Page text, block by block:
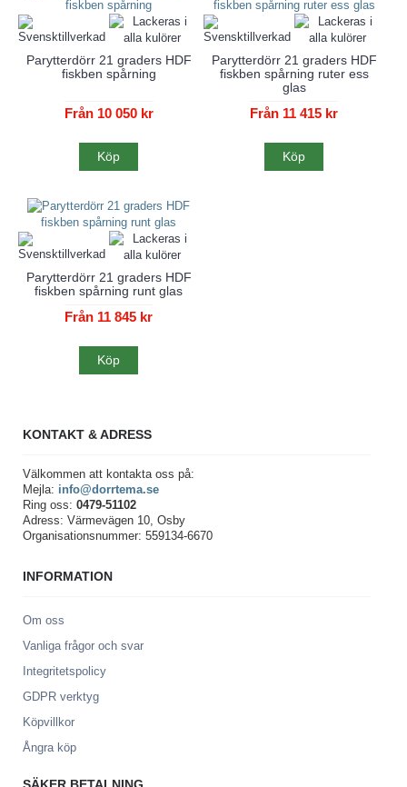
Parytterdörr 21 graders HDF
fiskben spårning
Från 10 050 kr
Köp
Parytterdörr 21 graders HDF
fiskben spårning ruter ess
glas
Från 11 415 kr
Köp
Parytterdörr 21 graders HDF
fiskben spårning runt glas
Från 11 845 kr
Köp
KONTAKT & ADRESS
Välkommen att kontakta oss på:
Mejla: info@dorrtema.se
Ring oss: 0479-51102
Adress: Värmevägen 10, Osby
Organisationsnummer: 559134-6670
INFORMATION
Om oss
Vanliga frågor och svar
Integritetspolicy
GDPR verktyg
Köpvillkor
Ångra köp